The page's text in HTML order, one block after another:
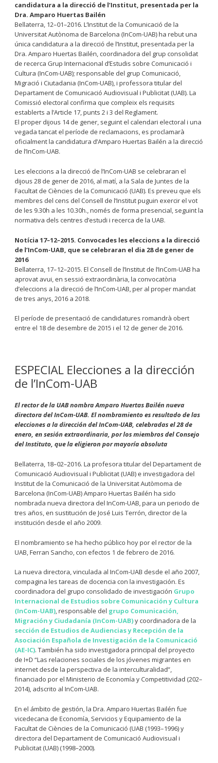
candidatura a la direcció de l’Institut, presentada per la
Dra. Amparo Huertas Bailén
Bellaterra, 12–01–2016. L’Institut de la Comunicació de la
Universitat Autònoma de Barcelona (InCom-UAB) ha rebut una
única candidatura a la direcció de l’Institut, presentada per la
Dra. Amparo Huertas Bailén, coordinadora del grup consolidat
de recerca Grup Internacional d’Estudis sobre Comunicació i
Cultura (InCom-UAB); responsable del grup Comunicació,
Migració i Ciutadania (InCom-UAB), i professora titular del
Departament de Comunicació Audiovisual i Publicitat (UAB). La
Comissió electoral confirma que compleix els requisits
establerts a l’Article 17, punts 2 i 3 del Reglament.
El proper dijous 14 de gener, seguint el calendari electoral i una
vegada tancat el període de reclamacions, es proclamarà
oficialment la candidatura d’Amparo Huertas Bailén a la direcció
de l’InCom-UAB.
Les eleccions a la direcció de l’InCom-UAB se celebraran el
dijous 28 de gener de 2016, al matí, a la Sala de Juntes de la
Facultat de Ciències de la Comunicació (UAB). Es preveu que els
membres del cens del Consell de l’Institut puguin exercir el vot
de les 9.30h a les 10.30h., només de forma presencial, seguint la
normativa dels centres d’estudi i recerca de la UAB.
Notícia 17–12–2015. Convocades les eleccions a la direcció
de l’InCom-UAB, que se celebraran el dia 28 de gener de
2016
Bellaterra, 17–12–2015. El Consell de l’Institut de l’InCom-UAB ha
aprovat avui, en sessió extraordinària, la convocatòria
d’eleccions a la direcció de l’InCom-UAB, per al proper mandat
de tres anys, 2016 a 2018.
El període de presentació de candidatures romandrà obert
entre el 18 de desembre de 2015 i el 12 de gener de 2016.
ESPECIAL Elecciones a la dirección
de l’InCom-UAB
El rector de la UAB nombra Amparo Huertas Bailén nueva
directora del InCom-UAB. El nombramiento es resultado de las
elecciones a la dirección del InCom-UAB, celebradas el 28 de
enero, en sesión extraordinaria, por los miembros del Consejo
del Instituto, que la eligieron por mayoría absoluta
Bellaterra, 18–02–2016. La profesora titular del Departament de
Comunicació Audiovisual i Publicitat (UAB) e investigadora del
Institut de la Comunicació de la Universitat Autòmoma de
Barcelona (InCom-UAB) Amparo Huertas Bailén ha sido
nombrada nueva directora del InCom-UAB, para un periodo de
tres años, en sustitución de José Luis Terrón, director de la
institución desde el año 2009.
El nombramiento se ha hecho público hoy por el rector de la
UAB, Ferran Sancho, con efectos 1 de febrero de 2016.
La nueva directora, vinculada al InCom-UAB desde el año 2007,
compagina les tareas de docencia con la investigación. Es
coordinadora del grupo consolidado de investigación Grupo
Internacional de Estudios sobre Comunicación y Cultura
(InCom-UAB), responsable del grupo Comunicación,
Migración y Ciudadanía (InCom-UAB)y coordinadora de la
sección de Estudios de Audiencias y Recepción de la
Asociación Española de Investigación de la Comunicació
(AE-IC). También ha sido investigadora principal del proyecto
de I+D “Las relaciones sociales de los jóvenes migrantes en
internet desde la perspectiva de la interculturalidad”,
financiado por el Ministerio de Economía y Competitividad (202–
2014), adscrito al InCom-UAB.
En el ámbito de gestión, la Dra. Amparo Huertas Bailén fue
vicedecana de Economía, Servicios y Equipamiento de la
Facultat de Ciències de la Comunicació (UAB (1993–1996) y
directora del Departament de Comunicació Audiovisual i
Publicitat (UAB) (1998–2000).